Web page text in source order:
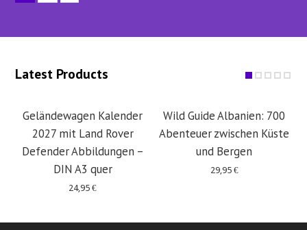
Latest Products
Geländewagen Kalender
2027 mit Land Rover
Defender Abbildungen –
DIN A3 quer
24,95€
Wild Guide Albanien: 700
Abenteuer zwischen Küste
und Bergen
29,95 €